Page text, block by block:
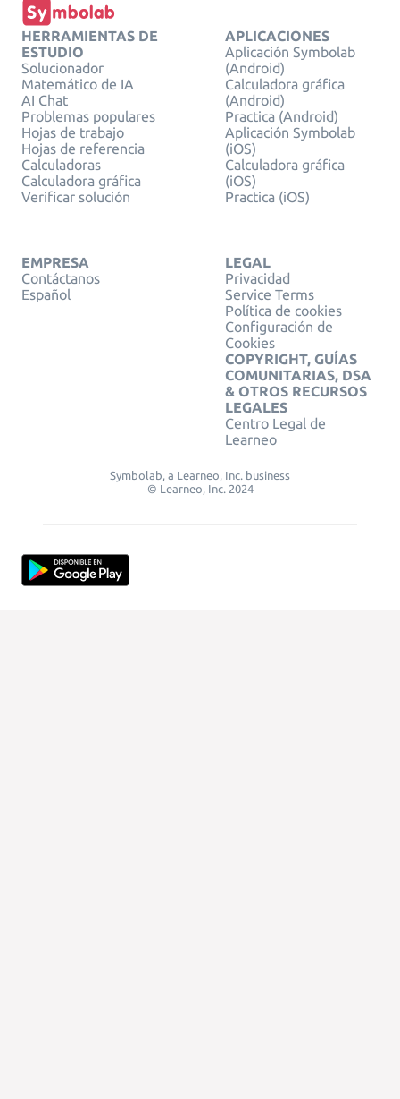
HERRAMIENTAS DE
ESTUDIO
Solucionador
Matemático de IA
AI Chat
Problemas populares
Hojas de trabajo
Hojas de referencia
Calculadoras
Calculadora gráfica
Verificar solución
APLICACIONES
Aplicación Symbolab
(Android)
Calculadora gráfica
(Android)
Practica (Android)
Aplicación Symbolab
(iOS)
Calculadora gráfica
(iOS)
Practica (iOS)
EMPRESA
Contáctanos
Español
LEGAL
Privacidad
Service Terms
Política de cookies
Configuración de
Cookies
COPYRIGHT, GUÍAS
COMUNITARIAS, DSA
& OTROS RECURSOS
LEGALES
Centro Legal de
Learneo
Symbolab, a Learneo, Inc. business
© Learneo, Inc. 2024